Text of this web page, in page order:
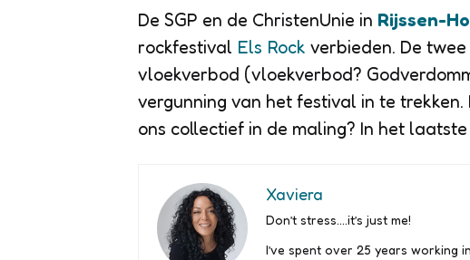
De SGP en de ChristenUnie in Rijssen-
rockfestival Els Rock verbieden. De
vloekverbod (vloekverbod?
vergunning van het festival in te
ons collectief in de maling? In het
Xaviera
Don’t stress….it’s just me!
I’ve spent over 25 years working